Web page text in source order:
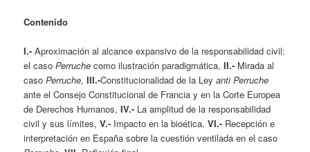
Contenido
I.- Aproximación al alcance expansivo de la responsabilidad civil:
el casoPerruche como ilustración paradigmática,II.- Mirada al
casoPerruche, III.-Constitucionalidad de la Leyanti Perruche
ante el Consejo Constitucional de Francia y en la Corte Europea
de Derechos Humanos,IV.- La amplitud de la responsabilidad
civil y sus límites, V.- Impacto en la bioética,VI.- Recepción e
interpretación en España sobre la cuestión ventilada en el caso